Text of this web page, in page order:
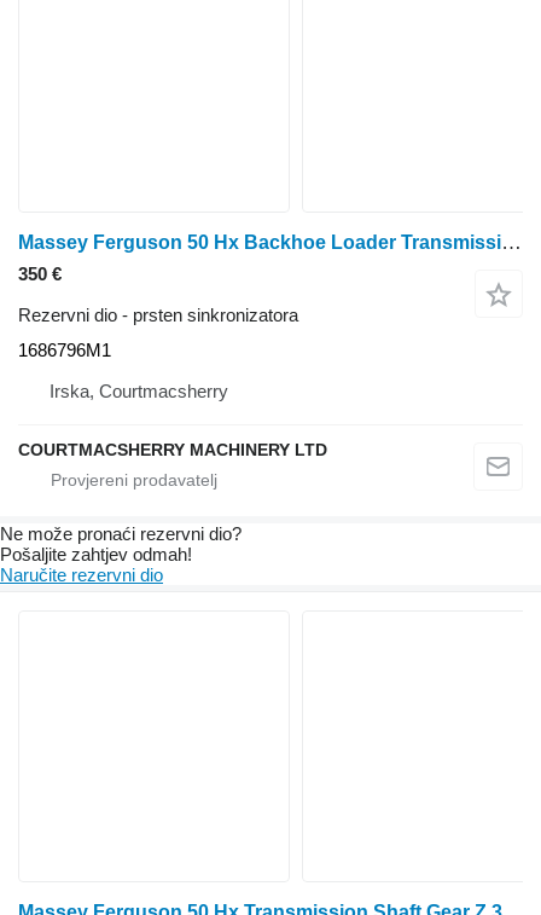
Massey Ferguson 50 Hx Backhoe Loader Transmission Synchroniser 1686796m1 1686796M1 prsten sinkronizatora
350 €
Rezervni dio - prsten sinkronizatora
1686796M1
Irska, Courtmacsherry
COURTMACSHERRY MACHINERY LTD
Ne može pronaći rezervni dio?
Pošaljite zahtjev odmah!
Naručite rezervni dio